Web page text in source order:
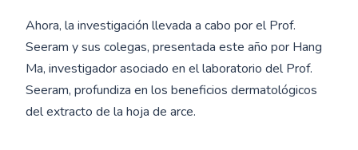
Ahora, la investigación llevada a cabo por el Prof.
Seeram y sus colegas, presentada este año por Hang
Ma, investigador asociado en el laboratorio del Prof.
Seeram, profundiza en los beneficios dermatológicos
del extracto de la hoja de arce.